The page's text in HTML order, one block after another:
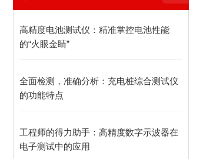
高精度电池测试仪：精准掌控电池性能
的“火眼金睛”
全面检测，准确分析：充电桩综合测试仪
的功能特点
工程师的得力助手：高精度数字示波器在
电子测试中的应用